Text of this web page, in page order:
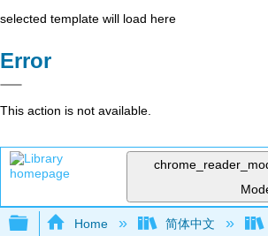
selected template will load here
Error
This action is not available.
Expand/collapse global
Home 简体中文